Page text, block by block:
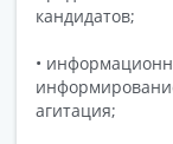
кандидатов;
•
агитация;